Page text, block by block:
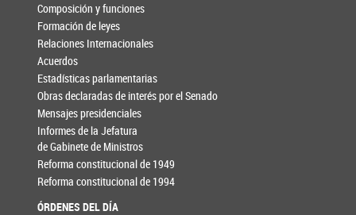
Composición y funciones
Formación de leyes
Relaciones Internacionales
Acuerdos
Estadísticas parlamentarias
Obras declaradas de interés por el Senado
Mensajes presidenciales
Informes de la Jefatura
de Gabinete de Ministros
Reforma constitucional de 1949
Reforma constitucional de 1994
ÓRDENES DEL DÍA